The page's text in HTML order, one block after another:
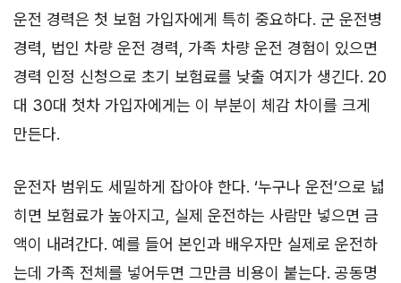
운전 경력은 첫 보험 가입자에게 특히 중요하다. 군 운전병
경력, 법인 차량 운전 경력, 가족 차량 운전 경험이 있으면
경력 인정 신청으로 초기 보험료를 낮출 여지가 생긴다. 20
대 30대 첫차 가입자에게는 이 부분이 체감 차이를 크게
만든다.
운전자 범위도 세밀하게 잡아야 한다. ‘누구나 운전’으로 넓
히면 보험료가 높아지고, 실제 운전하는 사람만 넣으면 금
액이 내려간다. 예를 들어 본인과 배우자만 실제로 운전하
는데 가족 전체를 넣어두면 그만큼 비용이 붙는다. 공동명